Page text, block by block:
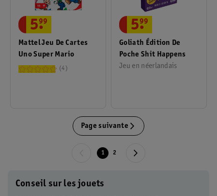
Mattel Jeu De Cartes
Uno Super Mario
5.
99
4
Goliath Édition De
Poche Shit Happens
Jeu en néerlandais
5.
99
Page suivante
1 2
Conseil sur les jouets